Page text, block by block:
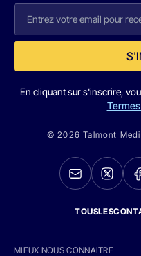
En cliquant sur s'inscrire,
© 2026 Talmont
MIEUX NOUS CONNAITRE